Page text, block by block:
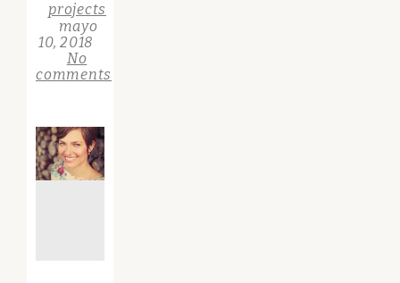
projects
mayo
10, 2018
No
comments